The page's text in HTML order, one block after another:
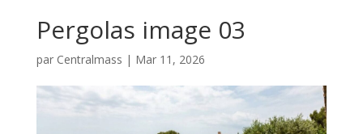
Pergolas image 03
par Centralmass | Mar 11, 2026